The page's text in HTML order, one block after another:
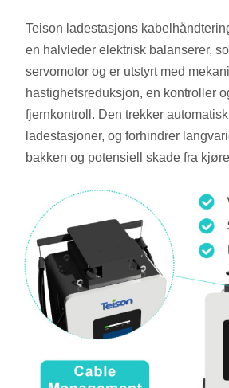
Teison ladestasjons
en halvleder elektrisk balanserer,
servomotor og er utstyrt med
hastighetsreduksjon, en kontroller
fjernkontroll. Den trekker
ladestasjoner, og forhindrer
bakken og potensiell skade fra